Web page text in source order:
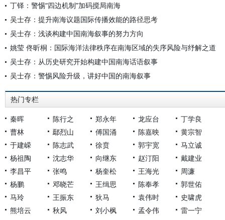
丁铎：警惕“四边机制”加码搅局南海
吴士存：提升南海议题国际传播效能的路径思考
吴士存：浅谈构建中国南海叙事的努力方向
姚莹 佟昕桐：国际海洋法律秩序在南海区域的失序风险与纾解之道
吴士存：从历史研究开始构建中国南海话语叙事
吴士存：警惕风险升级，讲好中国的南海叙事
热门专栏
秦晖 陈行之 郑永年 龙应台
丁学良
曹林
鄢烈山 傅国涌 陈嘉映
黄宗智
于建嵘
陈志武 徐贲 郭宇宽
马立诚
杨祖陶
沈志华 向继东 赵汀阳
戴建业
李昌平
张鸣 杨奎松 王海光
周濂
杨鹏
邓晓芒 王缉思 陈奉孝
郭世佑
马玲
王振东 狄马 袁伟时
史啸虎
熊培云
秋风 刘小枫 孟令伟
雷一宁